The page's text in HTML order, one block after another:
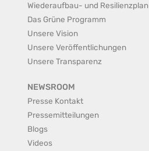
Wiederaufbau- und Resilienzplan
Das Grüne Programm
Unsere Vision
Unsere Veröffentlichungen
Unsere Transparenz
NEWSROOM
Presse Kontakt
Pressemitteilungen
Blogs
Videos